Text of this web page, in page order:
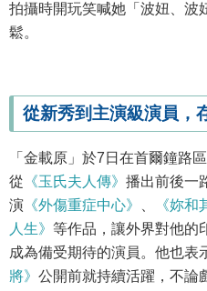
拍攝時開玩笑喊她「波妞、波
鬆。
從新秀到主演級演員，
「金載原」於7日在首爾鐘路
從 《玉氏夫人傳》 播出前後一
演 《外傷重症中心》 《妳和
人生》 等作品，讓外界對他的
成為備受期待的演員。他也表
將》 公開前就持續活躍，不論